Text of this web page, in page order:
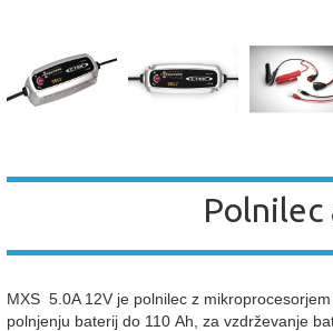
Polnilec
MXS 5.0A 12V je polnilec z
polnjenju baterij do 110 Ah, za vzdrževanje